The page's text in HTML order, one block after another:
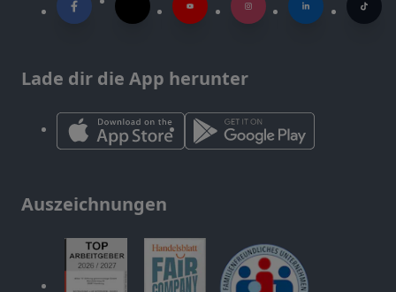
Lade dir die App herunter
Auszeichnungen